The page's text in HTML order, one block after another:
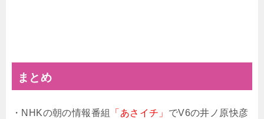
まとめ
・NHKの朝の情報番組 「あさイチ」 でV6の井ノ原快彦